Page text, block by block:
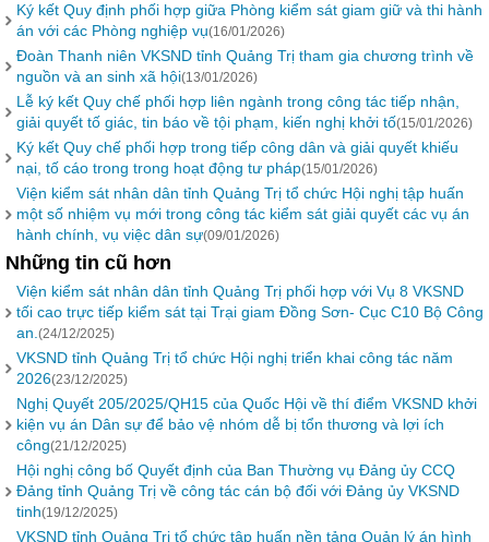
Ký kết Quy định phối hợp giữa Phòng kiểm sát giam giữ và thi hành
án với các Phòng nghiệp vụ(16/01/2026)
Đoàn Thanh niên VKSND tỉnh Quảng Trị tham gia chương trình về
nguồn và an sinh xã hội(13/01/2026)
Lễ ký kết Quy chế phối hợp liên ngành trong công tác tiếp nhận,
giải quyết tố giác, tin báo về tội phạm, kiến nghị khởi tố(15/01/2026)
Ký kết Quy chế phối hợp trong tiếp công dân và giải quyết khiếu
nại, tố cáo trong trong hoạt động tư pháp(15/01/2026)
Viện kiểm sát nhân dân tỉnh Quảng Trị tổ chức Hội nghị tập huấn
một số nhiệm vụ mới trong công tác kiểm sát giải quyết các vụ án
hành chính, vụ việc dân sự(09/01/2026)
Những tin cũ hơn
Viện kiểm sát nhân dân tỉnh Quảng Trị phối hợp với Vụ 8 VKSND
tối cao trực tiếp kiểm sát tại Trại giam Đồng Sơn- Cục C10 Bộ Công
an. (24/12/2025)
VKSND tỉnh Quảng Trị tổ chức Hội nghị triển khai công tác năm
2026(23/12/2025)
Nghị Quyết 205/2025/QH15 của Quốc Hội về thí điểm VKSND khởi
kiện vụ án Dân sự để bảo vệ nhóm dễ bị tổn thương và lợi ích
công(21/12/2025)
Hội nghị công bố Quyết định của Ban Thường vụ Đảng ủy CCQ
Đảng tỉnh Quảng Trị về công tác cán bộ đối với Đảng ủy VKSND
tinh(19/12/2025)
VKSND tỉnh Quảng Trị tổ chức tập huấn nền tảng Quản lý án hình